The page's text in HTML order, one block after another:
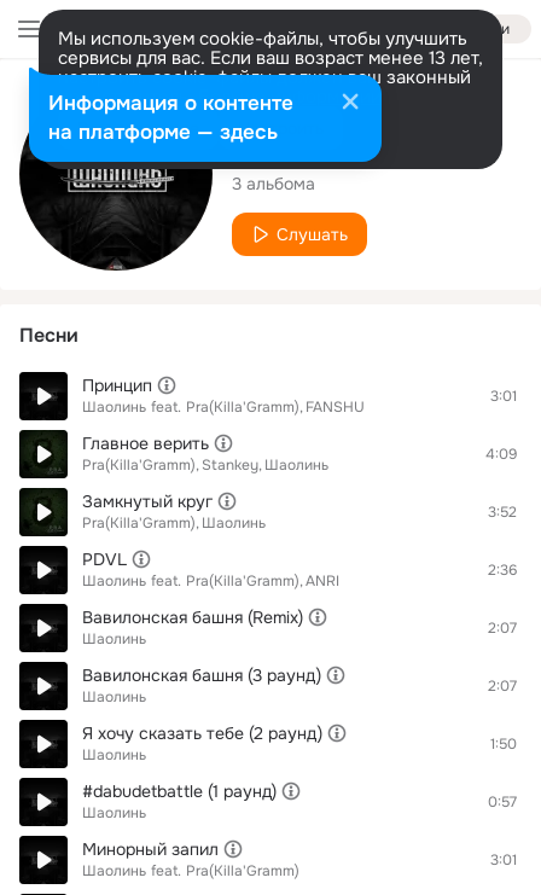
Войти
Мы используем cookie-файлы, чтобы улучшить
сервисы для вас. Если ваш возраст менее 13 лет,
настроить cookie-файлы должен ваш законный
представитель. Больше информации
Разрешить все Настроить
Исполнитель
Шаолинь
3 альбома
Слушать
Песни
Принцип
Шаолинь feat. Pra(Killa'Gramm) FANSHU
3:01
Главное верить
Pra(Killa'Gramm) Stankey Шаолинь
4:09
Замкнутый круг
Pra(Killa'Gramm) Шаолинь
3:52
PDVL
Шаолинь feat. Pra(Killa'Gramm) ANRI
2:36
Вавилонская башня (Remix)
Шаолинь
2:07
Вавилонская башня (3 раунд)
Шаолинь
2:07
Я хочу сказать тебе (2 раунд)
Шаолинь
1:50
#dabudetbattle (1 раунд)
Шаолинь
0:57
Минорный запил
Шаолинь feat. Pra(Killa'Gramm)
3:01
Информация о контенте
на платформе — здесь